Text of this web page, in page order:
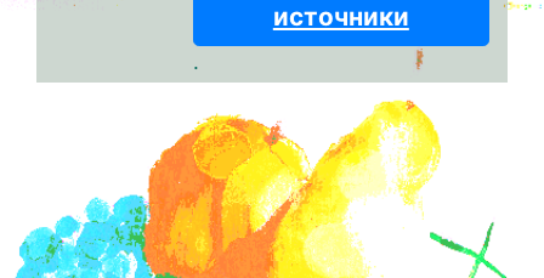
источники
.